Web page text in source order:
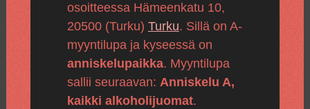
osoitteessa Hämeenkatu 10,
20500 (Turku) Turku. Sillä on A-
myyntilupa ja kyseessä on
anniskelupaikka. Myyntilupa
sallii seuraavan: Anniskelu A,
kaikki alkoholijuomat.